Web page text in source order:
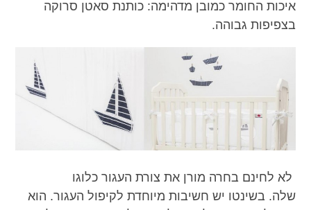
איכות החומר כמובן מדהימה: כותנת סאטן סרוקה
בצפיפות גבוהה.
לא לחינם בחרה מורן את צורת העגור כלוגו
שלה. בשינטו יש חשיבות מיוחדת לקיפול העגור. הוא